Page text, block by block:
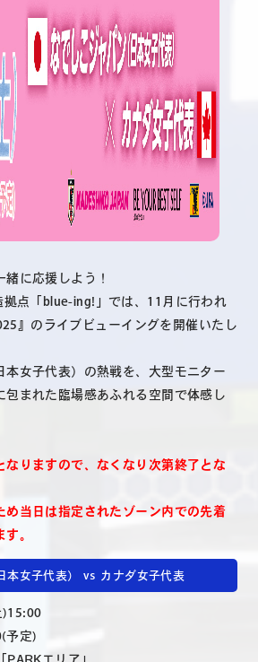
に応援しよう！
拠点「blue-ing!」では、11月に行われ
』の ライブビューイングを開催いたし
本女子代表）の熱戦を、大型モニター
包まれた臨場感あふれる空間で体感し
りますので、なくなり次第終了とな
当日は指定されたゾーン内での先着
。
本女子代表） vs カナダ女子代表
)15:00
予定)
エリア」